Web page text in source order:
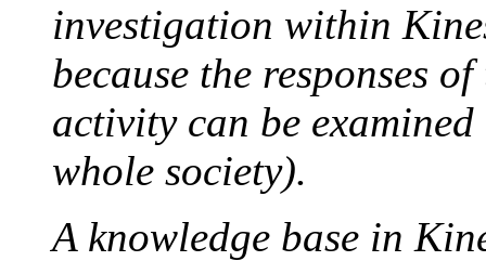
investigation within
because the responses
activity can be
whole society).
A knowledge base in